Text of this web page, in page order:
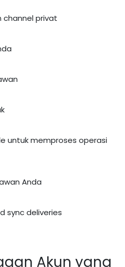
privat
untuk memproses operasi
Anda
sync deliveries
Akun yang